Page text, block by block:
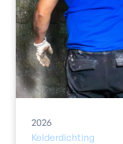
Kelderdichting
2026